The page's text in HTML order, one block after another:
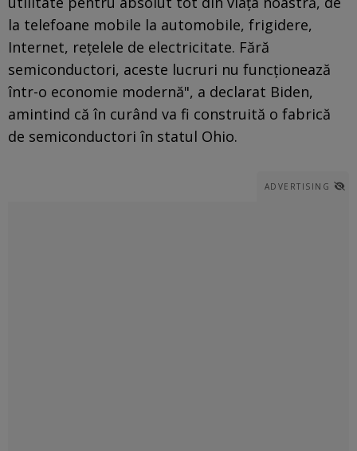
la telefoane mobile la automobile, frigidere,
Internet, reţelele de electricitate. Fără
semiconductori, aceste lucruri nu funcţionează
într-o economie modernă", a declarat Biden,
amintind că în curând va fi construită o fabrică
de semiconductori în statul Ohio.
ADVERTISING